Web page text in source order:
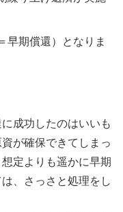
早期償還）となりま
成功したのはいいも
が確保できてしまっ
定よりも遥かに早期
、さっさと処理をし